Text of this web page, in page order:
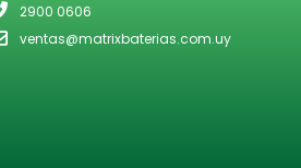
2900 0606
ventas@matrixbaterias.com.uy